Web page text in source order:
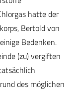
hatte der
Bertold von
Bedenken.
(zu) vergiften
des möglichen